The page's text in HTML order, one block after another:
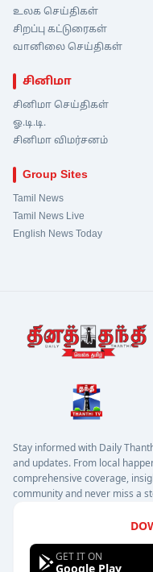
உலக செய்திகள்
சிறப்பு கட்டுரைகள்
வானிலை செய்திகள்
சினிமா
சினிமா செய்திகள்
ஓ.டி.டி.
சினிமா விமர்சனம்
Group Sites
Tamil News
Tamil News Live
English News Today
Stay informed with Daily
and updates. From local
comprehensive coverage,
community and never miss a
GET IT ON
Google Play